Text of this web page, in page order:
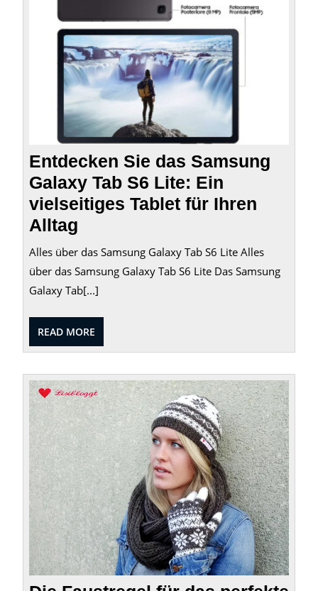
Entdecken Sie das Samsung
Galaxy Tab S6 Lite: Ein
vielseitiges Tablet für Ihren
Alltag
Alles über das Samsung Galaxy Tab S6 Lite Alles
über das Samsung Galaxy Tab S6 Lite Das Samsung
Galaxy Tab[...]
READ MORE
MORE
Die
für
das